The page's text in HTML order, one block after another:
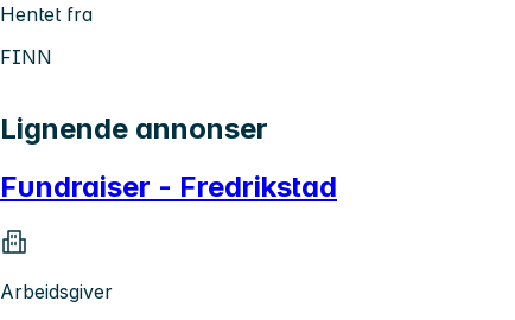
Hentet fra
FINN
Lignende annonser
Fundraiser - Fredrikstad
Arbeidsgiver